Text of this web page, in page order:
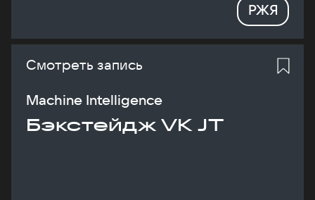
РЖЯ
Смотреть запись
Machine Intelligence
Бэкстейдж VK JT